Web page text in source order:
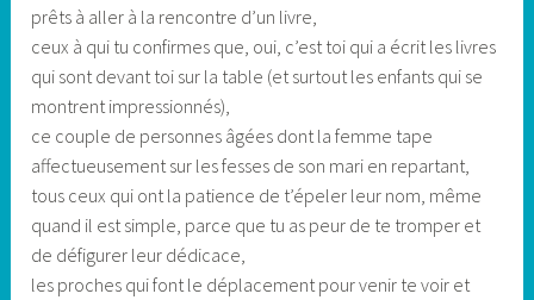
prêts à aller à la rencontre d’un livre,
ceux à qui tu confirmes que, oui, c’est toi qui a écrit les livres
qui sont devant toi sur la table (et surtout les enfants qui se
montrent impressionnés),
ce couple de personnes âgées dont la femme tape
affectueusement sur les fesses de son mari en repartant,
tous ceux qui ont la patience de t’épeler leur nom, même
quand il est simple, parce que tu as peur de te tromper et
de défigurer leur dédicace,
les proches qui font le déplacement pour venir te voir et